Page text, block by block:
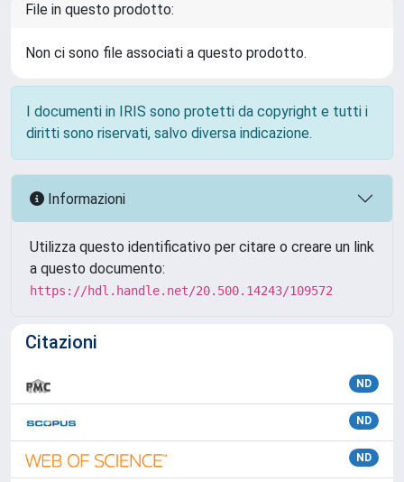
File in questo prodotto:
Non ci sono file associati a questo prodotto.
I documenti in IRIS sono protetti da copyright e tutti i
diritti sono riservati, salvo diversa indicazione.
Informazioni
Utilizza questo identificativo per citare o creare un link
a questo documento:
https://hdl.handle.net/20.500.14243/109572
Citazioni
ND
ND
ND